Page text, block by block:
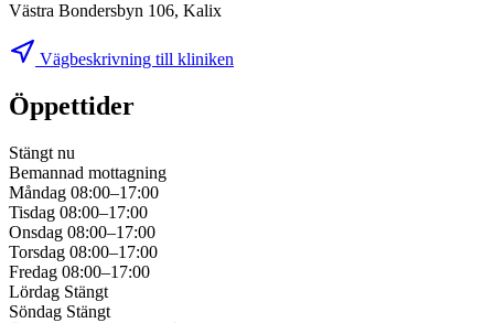
Västra Bondersbyn 106, Kalix
Vägbeskrivning till kliniken
Öppettider
Stängt nu
Bemannad mottagning
Måndag 08:00–17:00
Tisdag 08:00–17:00
Onsdag 08:00–17:00
Torsdag 08:00–17:00
Fredag 08:00–17:00
Lördag Stängt
Söndag Stängt